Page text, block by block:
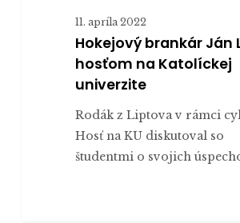
11. apríla 2022
Hokejový brankár Ján
hosťom na Katolíckej
univerzite
Rodák z Liptova v rámci
Hosť na KU diskutoval so
študentmi o svojich